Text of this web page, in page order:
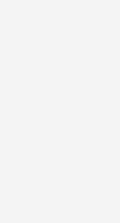
131 g/km; CO2-
der CO2-Emission: 141
Klasse: C.
kombinierter Wert der
bei entladener
E.
Klasse: A.